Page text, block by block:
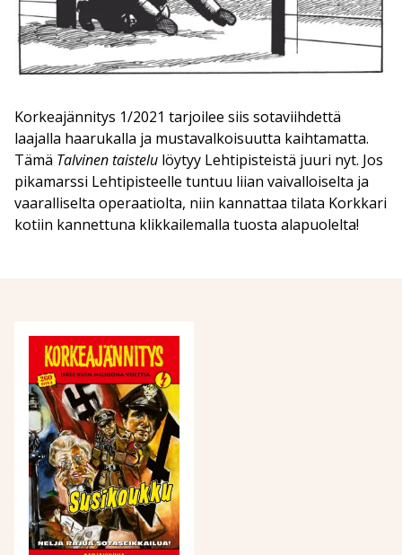
Korkeajännitys 1/2021 tarjoilee siis sotaviihdettä
laajalla haarukalla ja mustavalkoisuutta kaihtamatta.
Tämä Talvinen taistelu löytyy Lehtipisteistä juuri nyt. Jos
pikamarssi Lehtipisteelle tuntuu liian vaivalloiselta ja
vaaralliselta operaatiolta, niin kannattaa tilata Korkkari
kotiin kannettuna klikkailemalla tuosta alapuolelta!